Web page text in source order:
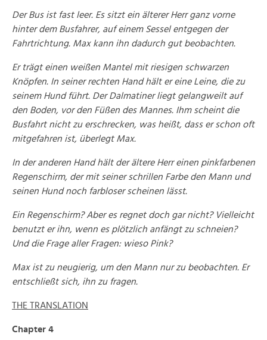
Der Bus ist fast leer. Es sitzt ein älterer Herr ganz vorne
hinter dem Busfahrer, auf einem Sessel entgegen der
Fahrtrichtung. Max kann ihn dadurch gut beobachten.
Er trägt einen weißen Mantel mit riesigen schwarzen
Knöpfen. In seiner rechten Hand hält er eine Leine, die zu
seinem Hund führt. Der Dalmatiner liegt gelangweilt auf
den Boden, vor den Füßen des Mannes. Ihm scheint die
Busfahrt nicht zu erschrecken, was heißt, dass er schon oft
mitgefahren ist, überlegt Max.
In der anderen Hand hält der ältere Herr einen pinkfarbenen
Regenschirm, der mit seiner schrillen Farbe den Mann und
seinen Hund noch farbloser scheinen lässt.
Ein Regenschirm? Aber es regnet doch gar nicht? Vielleicht
benutzt er ihn, wenn es plötzlich anfängt zu schneien?
Und die Frage aller Fragen: wieso Pink?
Max ist zu neugierig, um den Mann nur zu beobachten. Er
entschließt sich, ihn zu fragen.
THE TRANSLATION
Chapter 4